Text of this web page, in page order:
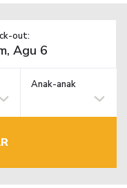
out:
Anak-anak